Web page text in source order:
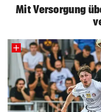
Mit Versorgung